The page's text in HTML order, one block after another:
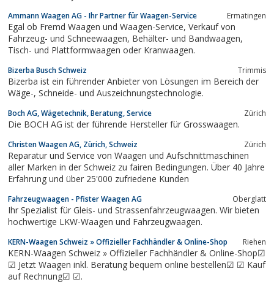
Ammann Waagen AG - Ihr Partner für Waagen-Service Ermatingen
Egal ob Fremd Waagen und Waagen-Service, Verkauf von
Fahrzeug- und Schneewaagen, Behälter- und Bandwaagen,
Tisch- und Plattformwaagen oder Kranwaagen.
Bizerba Busch Schweiz Trimmis
Bizerba ist ein führender Anbieter von Lösungen im Bereich der
Wäge-, Schneide- und Auszeichnungstechnologie.
Boch AG, Wägetechnik, Beratung, Service Zürich
Die BOCH AG ist der führende Hersteller für Grosswaagen.
Christen Waagen AG, Zürich, Schweiz Zürich
Reparatur und Service von Waagen und Aufschnittmaschinen
aller Marken in der Schweiz zu fairen Bedingungen. Über 40 Jahre
Erfahrung und über 25'000 zufriedene Kunden
Fahrzeugwaagen - Pfister Waagen AG Oberglatt
Ihr Spezialist für Gleis- und Strassenfahrzeugwaagen. Wir bieten
hochwertige LKW-Waagen und Fahrzeugwaagen.
KERN-Waagen Schweiz » Offizieller Fachhändler & Online-Shop Riehen
KERN-Waagen Schweiz » Offizieller Fachhändler & Online-Shop☑
☑ Jetzt Waagen inkl. Beratung bequem online bestellen☑ ☑ Kauf
auf Rechnung☑ ☑.